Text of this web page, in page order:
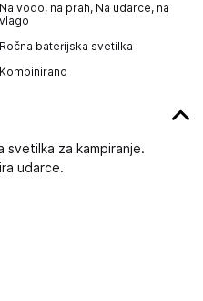
Na vodo, na prah, Na udarce, na
vlago
Ročna baterijska svetilka
Kombinirano
svetilka za kampiranje.
udarce.